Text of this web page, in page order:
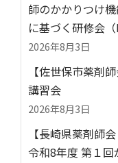
師のかかりつけ
に基づく研修会（
2026年8月3日
【佐世保市薬剤
講習会
2026年8月3日
【長崎県薬剤師
令和8年度 第１